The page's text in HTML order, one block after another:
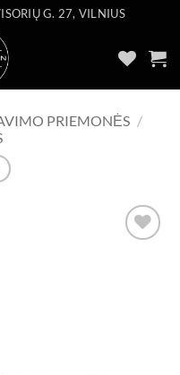
G. 27, VILNIUS
PRIEMONĖS /